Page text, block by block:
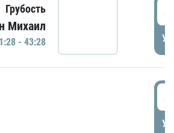
Грубость
Михаил
- 43:28